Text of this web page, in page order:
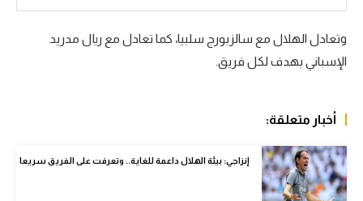
الدوري الإسباني
القسم الثاني
رياضات أخرى
أمم إفريقيا
وتعادل الهلال مع سالزبورج سلبيا، كما تعادل مع ريال مدريد
الإسباني بهدف لكل فريق.
أخبار متعلقة:
إنزاجي: بيئة الهلال داعمة للغاية.. وتعرفت على الفريق سريعا